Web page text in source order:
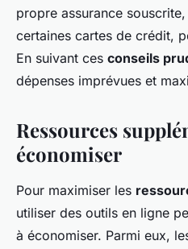
propre assurance
certaines cartes de crédit,
En suivant ces conseils
dépenses imprévues et
Ressources
économiser
Pour maximiser les
utiliser des outils en ligne
à économiser. Parmi eux,